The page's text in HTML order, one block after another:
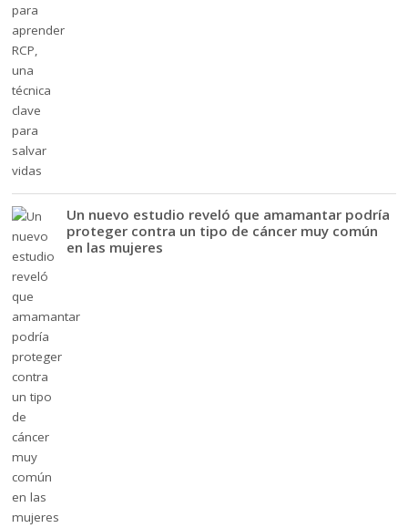
Un nuevo estudio reveló que amamantar podría
proteger contra un tipo de cáncer muy común
en las mujeres